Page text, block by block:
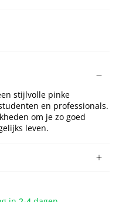
stijlvolle pinke
en professionals.
om je zo goed
leven.